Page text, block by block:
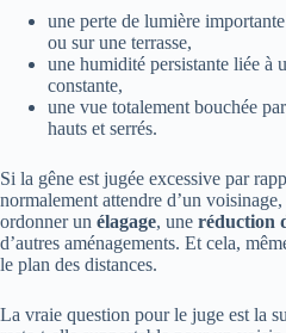
une perte de lumière
ou sur une terrasse,
une humidité persistante liée à
constante,
une vue totalement bouchée
hauts et serrés.
Si la gêne est jugée excessive par
normalement attendre d’un
ordonner un élagage, une réduction
d’autres aménagements. Et cela,
le plan des distances.
La vraie question pour le juge est la